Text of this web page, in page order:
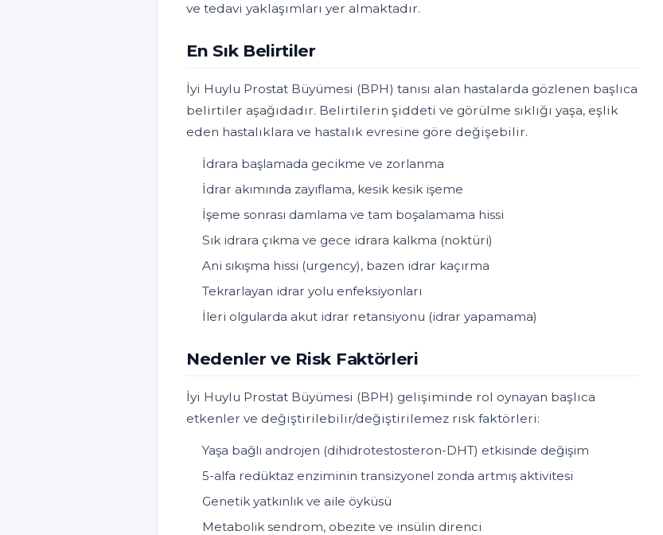
ve tedavi yaklaşımları yer almaktadır.
En Sık Belirtiler
İyi Huylu Prostat Büyümesi (BPH) tanısı alan hastalarda gözlenen başlıca
belirtiler aşağıdadır. Belirtilerin şiddeti ve görülme sıklığı yaşa, eşlik
eden hastalıklara ve hastalık evresine göre değişebilir.
İdrara başlamada gecikme ve zorlanma
İdrar akımında zayıflama, kesik kesik işeme
İşeme sonrası damlama ve tam boşalamama hissi
Sık idrara çıkma ve gece idrara kalkma (noktüri)
Ani sıkışma hissi (urgency), bazen idrar kaçırma
Tekrarlayan idrar yolu enfeksiyonları
İleri olgularda akut idrar retansiyonu (idrar yapamama)
Nedenler ve Risk Faktörleri
İyi Huylu Prostat Büyümesi (BPH) gelişiminde rol oynayan başlıca
etkenler ve değiştirilebilir/değiştirilemez risk faktörleri:
Yaşa bağlı androjen (dihidrotestosteron-DHT) etkisinde değişim
5-alfa redüktaz enziminin transizyonel zonda artmış aktivitesi
Genetik yatkınlık ve aile öyküsü
Metabolik sendrom, obezite ve insülin direnci